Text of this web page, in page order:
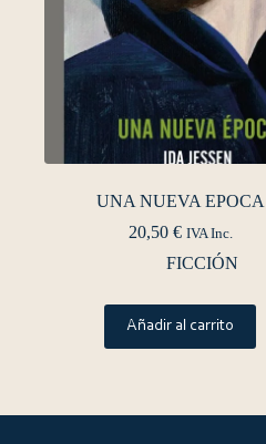
UNA NUEVA EPOCA
20,50 € IVA Inc.
FICCIÓN
Añadir al carrito